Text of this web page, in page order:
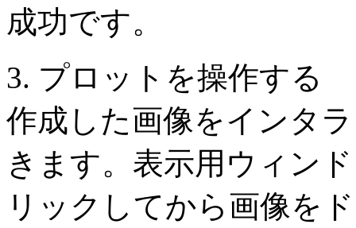
成功です。
3. プロットを操作する
作成した画像をインタ
きます。表示用ウィン
リックしてから画像を